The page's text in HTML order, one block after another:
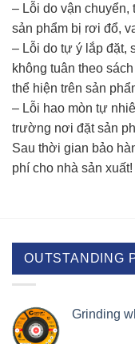
– Lỗi do vận chuyển,
sản phẩm bị rơi đổ,
– Lỗi do tự ý lắp đặt,
không tuân theo
thể hiện trên sản
– Lỗi hao mòn tự
trường nơi đặt sản
Sau thời gian bảo
phí cho nhà sản xuất!
OUTSTANDING
Grinding